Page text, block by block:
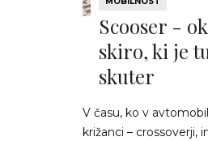
Scooser -
skiro, ki je
skuter
V času, ko v
križanci –